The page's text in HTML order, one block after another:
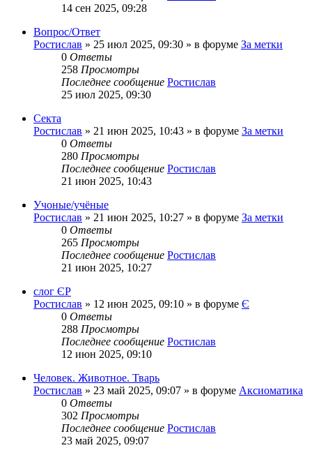
14 сен 2025, 09:28
Вопрос/Ответ
Ростислав » 25 июл 2025, 09:30 » в форуме За метки
0 Ответы
258 Просмотры
Последнее сообщение Ростислав
25 июл 2025, 09:30
Секта
Ростислав » 21 июн 2025, 10:43 » в форуме За метки
0 Ответы
280 Просмотры
Последнее сообщение Ростислав
21 июн 2025, 10:43
Учоные/учёные
Ростислав » 21 июн 2025, 10:27 » в форуме За метки
0 Ответы
265 Просмотры
Последнее сообщение Ростислав
21 июн 2025, 10:27
слог ЄР
Ростислав » 12 июн 2025, 09:10 » в форуме Є
0 Ответы
288 Просмотры
Последнее сообщение Ростислав
12 июн 2025, 09:10
Человек. Животное. Тварь
Ростислав » 23 май 2025, 09:07 » в форуме Аксиоматика
0 Ответы
302 Просмотры
Последнее сообщение Ростислав
23 май 2025, 09:07